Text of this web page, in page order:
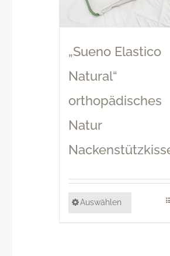
„Sueno Elastico
Natural“
orthopädisches
Natur
Auswählen